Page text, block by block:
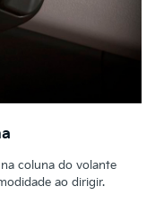
coluna do volante
ao dirigir.